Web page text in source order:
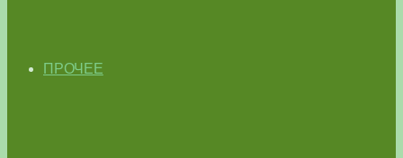
ПРОЧЕЕ